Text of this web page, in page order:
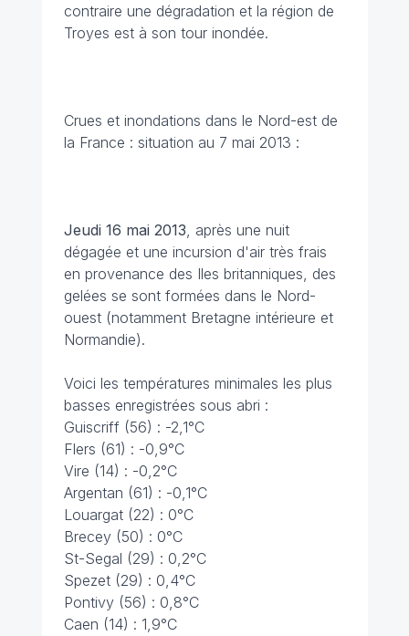
contraire une dégradation et la région de
Troyes est à son tour inondée.
Crues et inondations dans le Nord-est de
la France : situation au 7 mai 2013 :
Jeudi 16 mai 2013, après une nuit
dégagée et une incursion d'air très frais
en provenance des Iles britanniques, des
gelées se sont formées dans le Nord-
ouest (notamment Bretagne intérieure et
Normandie).
Voici les températures minimales les plus
basses enregistrées sous abri :
Guiscriff (56) : -2,1°C
Flers (61) : -0,9°C
Vire (14) : -0,2°C
Argentan (61) : -0,1°C
Louargat (22) : 0°C
Brecey (50) : 0°C
St-Segal (29) : 0,2°C
Spezet (29) : 0,4°C
Pontivy (56) : 0,8°C
Caen (14) : 1,9°C